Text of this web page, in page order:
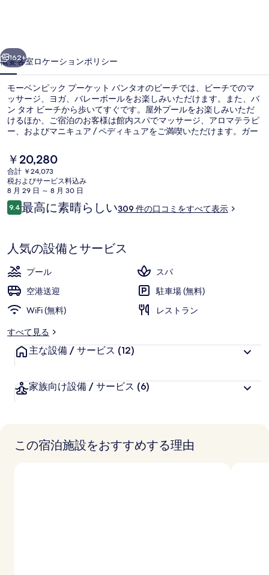
プ
ー
ケ
ッ
ト
バ
ン
タ
オ
写
真
ギ
ャ
ラ
次へ
162+
概要客室ロケーションポリシー
モーベンピック プーケット バンタオのビーチでは、ビーチでのマ
ッサージ、ヨガ、バレーボールをお楽しみいただけます。また、バ
ン タオ ビーチから歩いてすぐです。屋外プールをお楽しみいただ
けるほか、ご宿泊のお客様は館内スパでマッサージ、アロマテラピ
ー、およびマニキュア / ペディキュアをご満喫いただけます。ガー
ーをお召し上がりいただけます。 この高級ホテルにあるその他設備
にはキッズクラブ (無料)、プールサイドバー、およびフィットネス
センターがあります。旅行者は親切なスタッフを評価しています。
現
在
の
料
金
は
す
￥20,280
合計 ￥24,073
税およびサービス料込み
8 月 29 日 ～ 8 月 30 日
口
コ
9.410段階中9.4
最高に素晴らしい309 件の口コミをすべて表示
人気の設備とサービス
プール
スパ
空港送迎
駐車場 (無料)
WiFi (無料)
レストラン
すべて見る
主な設備 / サービス (12)
家族向け設備 / サービス (6)
この宿泊施設をおすすめする理由